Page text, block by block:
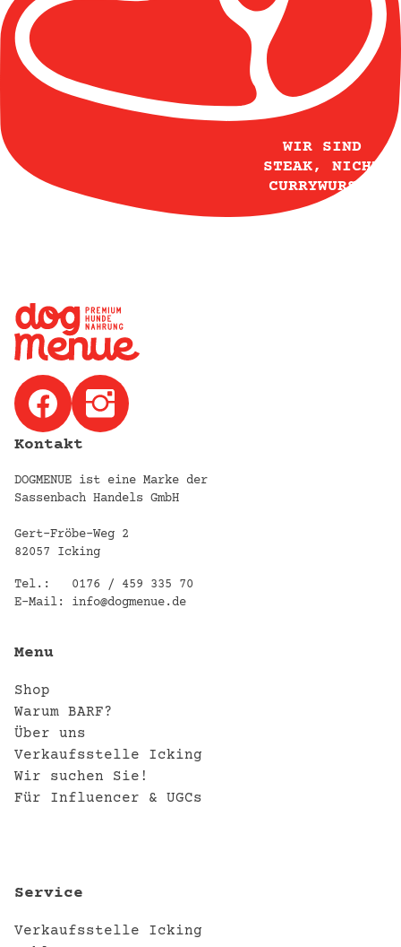
WIR SIND
STEAK, NICHT
CURRYWURST!
Kontakt
DOGMENUE ist eine Marke der
Sassenbach Handels GmbH
Gert-Fröbe-Weg 2
82057 Icking
Tel.:
0176 / 459 335 70
E-Mail:
info@dogmenue.de
Menu
Shop
Warum BARF?
Über uns
Verkaufsstelle Icking
Wir suchen Sie!
Für Influencer & UGCs
Service
Verkaufsstelle Icking